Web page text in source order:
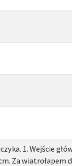
1. Wejście
Za wiatrołapem